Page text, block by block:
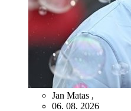
Jan Matas ,
06. 08. 2026